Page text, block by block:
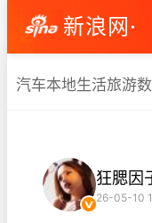
新浪网·
汽车本地生活旅游
狂腮因
26-05-10